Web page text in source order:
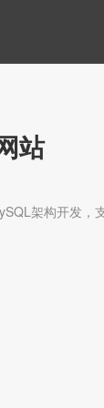
站
架构开发，